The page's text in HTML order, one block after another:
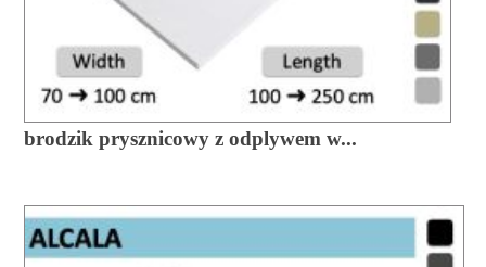
brodzik prysznicowy z odplywem w...